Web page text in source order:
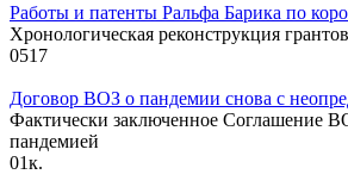
Работы и патенты Ральфа Барика по
Хронологическая реконструкция
0517
Договор ВОЗ о пандемии снова с
Фактически заключенное Соглашение
пандемией
01к.